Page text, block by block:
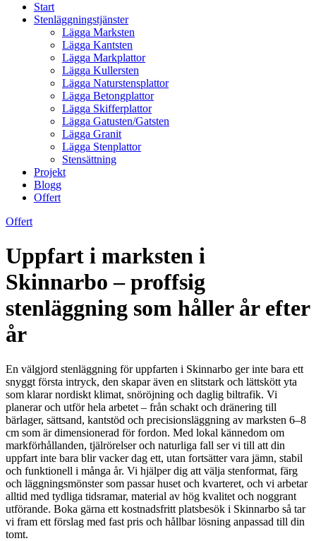
Start
Stenläggningstjänster
Lägga Marksten
Lägga Kantsten
Lägga Markplattor
Lägga Kullersten
Lägga Naturstensplattor
Lägga Betongplattor
Lägga Skifferplattor
Lägga Gatusten/Gatsten
Lägga Granit
Lägga Stenplattor
Stensättning
Projekt
Blogg
Offert
Offert
Uppfart i marksten i
Skinnarbo – proffsig
stenläggning som håller år efter
år
En välgjord stenläggning för uppfarten i Skinnarbo ger inte bara ett
snyggt första intryck, den skapar även en slitstark och lättskött yta
som klarar nordiskt klimat, snöröjning och daglig biltrafik. Vi
planerar och utför hela arbetet – från schakt och dränering till
bärlager, sättsand, kantstöd och precisionsläggning av marksten 6–8
cm som är dimensionerad för fordon. Med lokal kännedom om
markförhållanden, tjälrörelser och naturliga fall ser vi till att din
uppfart inte bara blir vacker dag ett, utan fortsätter vara jämn, stabil
och funktionell i många år. Vi hjälper dig att välja stenformat, färg
och läggningsmönster som passar huset och kvarteret, och vi arbetar
alltid med tydliga tidsramar, material av hög kvalitet och noggrant
utförande. Boka gärna ett kostnadsfritt platsbesök i Skinnarbo så tar
vi fram ett förslag med fast pris och hållbar lösning anpassad till din
tomt.